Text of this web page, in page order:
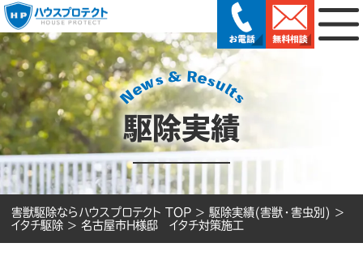
駆除実績
害獣駆除ならハウスプロテクト TOP > 駆除実績(害獣・害虫別) >
イタチ駆除 > 名古屋市H様邸 イタチ対策施工